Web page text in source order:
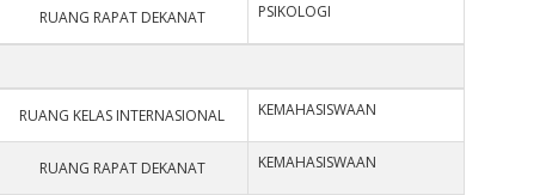
RUANG RAPAT DEKANAT PSIKOLOGI
RUANG KELAS INTERNASIONAL KEMAHASISWAAN
RUANG RAPAT DEKANAT KEMAHASISWAAN